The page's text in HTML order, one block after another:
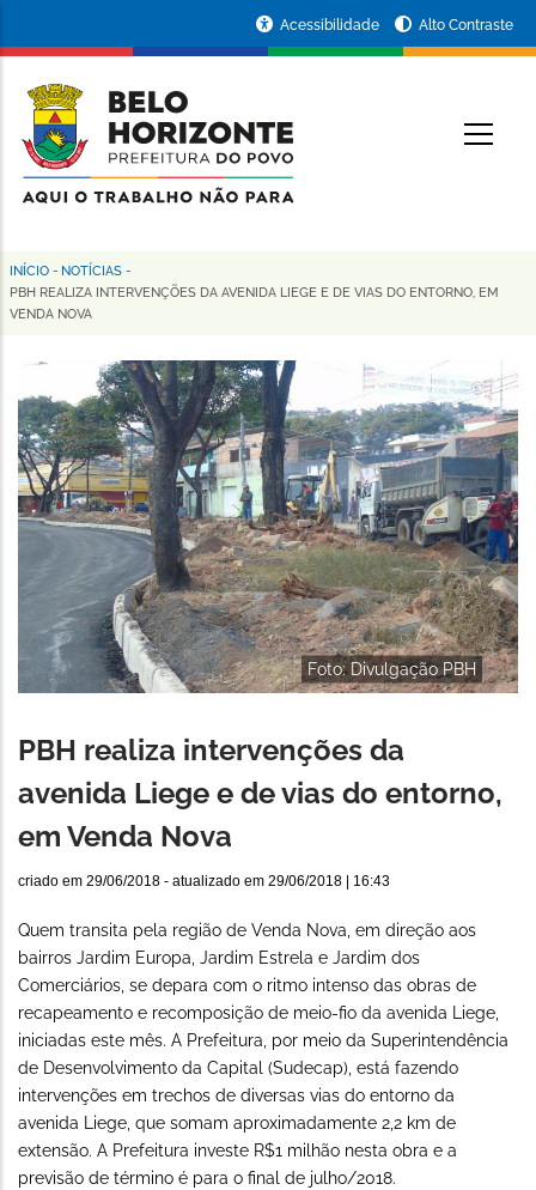
conteúdo
principal
da
Prefeitura
de
Horizonte
Acessibilidade Alto Contraste
Trilha
de
navegação
INÍCIO - NOTÍCIAS -
PBH REALIZA INTERVENÇÕES DA AVENIDA LIEGE E DE VIAS DO ENTORNO, EM
VENDA NOVA
Foto: Divulgação PBH
PBH realiza intervenções da
avenida Liege e de vias do entorno,
em Venda Nova
criado em 29/06/2018 - atualizado em 29/06/2018 | 16:43
Quem transita pela região de Venda Nova, em direção aos
bairros Jardim Europa, Jardim Estrela e Jardim dos
Comerciários, se depara com o ritmo intenso das obras de
recapeamento e recomposição de meio-fio da avenida Liege,
iniciadas este mês. A Prefeitura, por meio da Superintendência
de Desenvolvimento da Capital (Sudecap), está fazendo
intervenções em trechos de diversas vias do entorno da
avenida Liege, que somam aproximadamente 2,2 km de
extensão. A Prefeitura investe R$1 milhão nesta obra e a
previsão de término é para o final de julho/2018.